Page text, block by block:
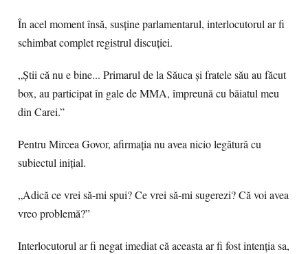
În acel moment însă, susține parlamentarul, interlocutorul ar fi
schimbat complet registrul discuției.
„Știi că nu e bine... Primarul de la Săuca și fratele său au făcut
box, au participat în gale de MMA, împreună cu băiatul meu
din Carei.”
Pentru Mircea Govor, afirmația nu avea nicio legătură cu
subiectul inițial.
„Adică ce vrei să-mi spui? Ce vrei să-mi sugerezi? Că voi avea
vreo problemă?”
Interlocutorul ar fi negat imediat că aceasta ar fi fost intenția sa,